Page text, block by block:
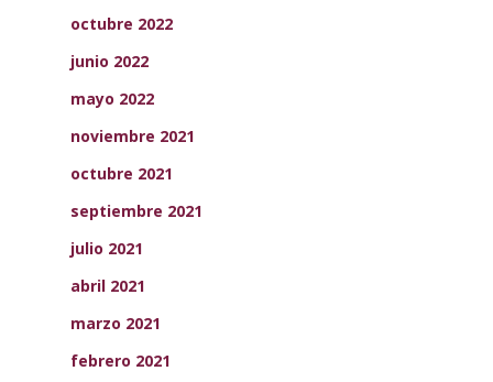
octubre 2022
junio 2022
mayo 2022
noviembre 2021
octubre 2021
septiembre 2021
julio 2021
abril 2021
marzo 2021
febrero 2021